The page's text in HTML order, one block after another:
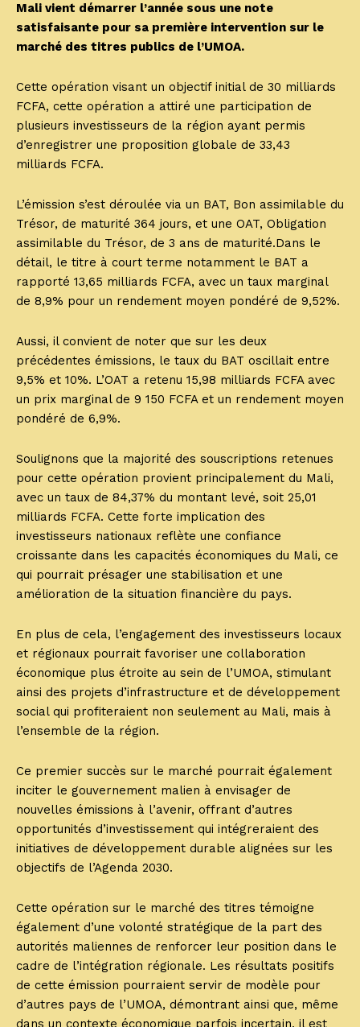
Mali vient démarrer l’année sous une note
satisfaisante pour sa première intervention sur le
marché des titres publics de l’UMOA.
Cette opération visant un objectif initial de 30 milliards
FCFA, cette opération a attiré une participation de
plusieurs investisseurs de la région ayant permis
d’enregistrer une proposition globale de 33,43
milliards FCFA.
L’émission s’est déroulée via un BAT, Bon assimilable du
Trésor, de maturité 364 jours, et une OAT, Obligation
assimilable du Trésor, de 3 ans de maturité.Dans le
détail, le titre à court terme notamment le BAT a
rapporté 13,65 milliards FCFA, avec un taux marginal
de 8,9% pour un rendement moyen pondéré de 9,52%.
Aussi, il convient de noter que sur les deux
précédentes émissions, le taux du BAT oscillait entre
9,5% et 10%. L’OAT a retenu 15,98 milliards FCFA avec
un prix marginal de 9 150 FCFA et un rendement moyen
pondéré de 6,9%.
Soulignons que la majorité des souscriptions retenues
pour cette opération provient principalement du Mali,
avec un taux de 84,37% du montant levé, soit 25,01
milliards FCFA. Cette forte implication des
investisseurs nationaux reflète une confiance
croissante dans les capacités économiques du Mali, ce
qui pourrait présager une stabilisation et une
amélioration de la situation financière du pays.
En plus de cela, l’engagement des investisseurs locaux
et régionaux pourrait favoriser une collaboration
économique plus étroite au sein de l’UMOA, stimulant
ainsi des projets d’infrastructure et de développement
social qui profiteraient non seulement au Mali, mais à
l’ensemble de la région.
Ce premier succès sur le marché pourrait également
inciter le gouvernement malien à envisager de
nouvelles émissions à l’avenir, offrant d’autres
opportunités d’investissement qui intégreraient des
initiatives de développement durable alignées sur les
objectifs de l’Agenda 2030.
Cette opération sur le marché des titres témoigne
également d’une volonté stratégique de la part des
autorités maliennes de renforcer leur position dans le
cadre de l’intégration régionale. Les résultats positifs
de cette émission pourraient servir de modèle pour
d’autres pays de l’UMOA, démontrant ainsi que, même
dans un contexte économique parfois incertain, il est